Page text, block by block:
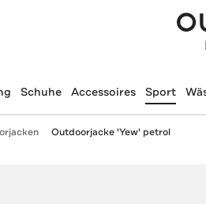
Schuhe Accessoires Sport
Outdoorjacke 'Yew' petrol